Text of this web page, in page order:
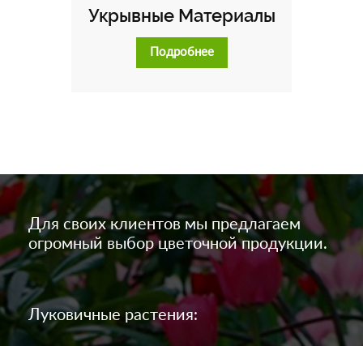
Укрывные Материалы
Подробнее
Для своих клиентов мы предлагаем
огромный выбор цветочной продукции.
Луковичные растения: